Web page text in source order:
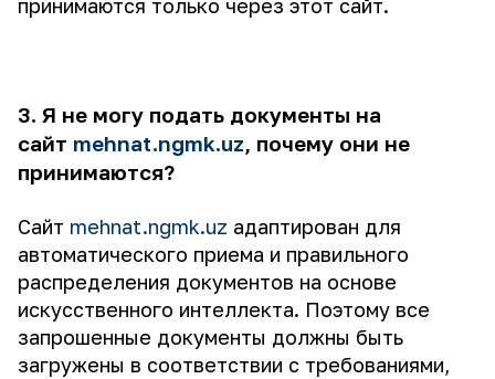
принимаются только через этот сайт.
3. Я не могу подать документы на
сайт mehnat.ngmk.uz, почему они не
принимаются?
Сайт mehnat.ngmk.uz адаптирован для
автоматического приема и правильного
распределения документов на основе
искусственного интеллекта. Поэтому все
запрошенные документы должны быть
загружены в соответствии с требованиями,